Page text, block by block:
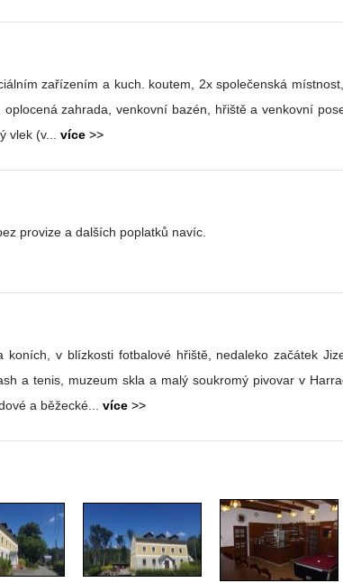
zařízením a kuch. koutem, 2x společenská
posezení s ohništěm a
vlek (v... více >>
provize a dalších poplatků navíc.
v blízkosti fotbalové hřiště, nedaleko začátek
a tenis, muzeum skla a malý soukromý pivovar v
a běžecké... více >>